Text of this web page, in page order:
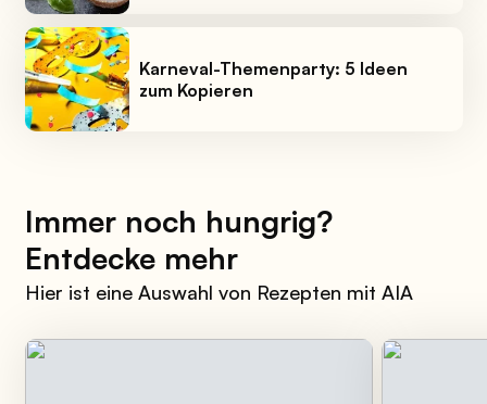
Karneval-Themenparty: 5 Ideen
zum Kopieren
Immer noch hungrig?
Entdecke mehr
Hier ist eine Auswahl von Rezepten mit AIA